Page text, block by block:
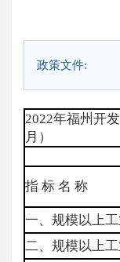
政策文件:
2022年福州开
月）
单
指 标 名 称
一、规模以上
二、规模以上